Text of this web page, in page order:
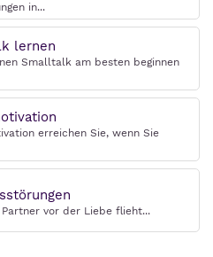
in...
lernen
Smalltalk am besten beginnen
erreichen Sie, wenn Sie
vor der Liebe flieht...